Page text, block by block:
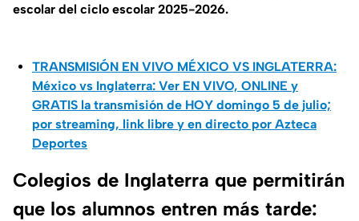
escolar del ciclo escolar 2025-2026.
TRANSMISIÓN EN VIVO MÉXICO VS INGLATERRA:
México vs Inglaterra: Ver EN VIVO, ONLINE y
GRATIS la transmisión de HOY domingo 5 de julio;
por streaming, link libre y en directo por Azteca
Deportes
Colegios de Inglaterra que permitirán
que los alumnos entren más tarde: